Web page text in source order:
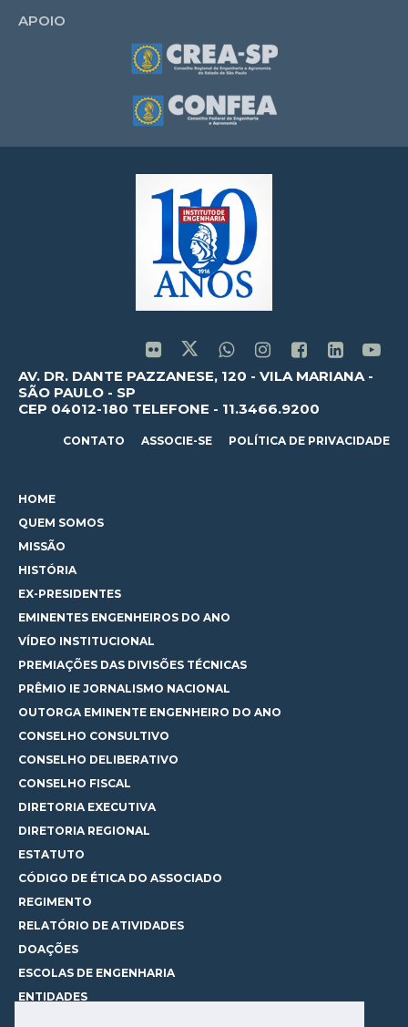
APOIO
AV. DR. DANTE PAZZANESE, 120 - VILA MARIANA -
SÃO PAULO - SP
CEP 04012-180 TELEFONE - 11.3466.9200
CONTATO ASSOCIE-SE POLÍTICA DE PRIVACIDADE
HOME
QUEM SOMOS
MISSÃO
HISTÓRIA
EX-PRESIDENTES
EMINENTES ENGENHEIROS DO ANO
VÍDEO INSTITUCIONAL
PREMIAÇÕES DAS DIVISÕES TÉCNICAS
PRÊMIO IE JORNALISMO NACIONAL
OUTORGA EMINENTE ENGENHEIRO DO ANO
CONSELHO CONSULTIVO
CONSELHO DELIBERATIVO
CONSELHO FISCAL
DIRETORIA EXECUTIVA
DIRETORIA REGIONAL
ESTATUTO
CÓDIGO DE ÉTICA DO ASSOCIADO
REGIMENTO
RELATÓRIO DE ATIVIDADES
DOAÇÕES
ESCOLAS DE ENGENHARIA
ENTIDADES